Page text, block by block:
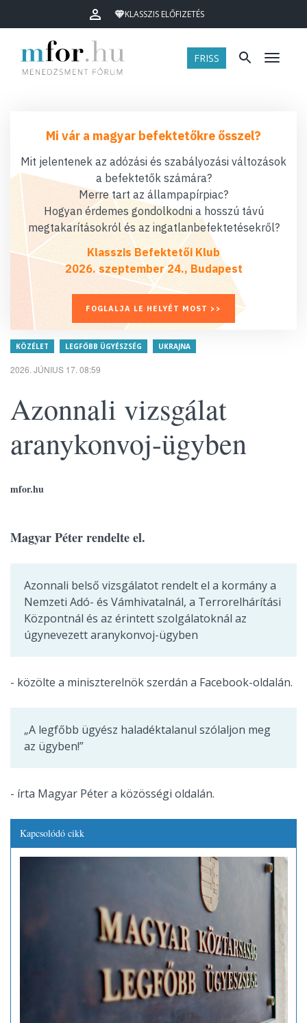
KLASSZIS ELŐFIZETÉS
FRISS Menü
Mi vár a magyar befektetőkre ősszel?
Mit jelentenek az adózási és szabályozási változások
a befektetők számára?
Merre tart az állampapírpiac?
Hogyan érdemes gondolkodni a hosszú távú
megtakarításokról és az ingatlanbefektetésekről?
Klasszis Befektetői Klub
2026. szeptember 24., Budapest
FOGLALJA LE HELYÉT MOST >>
KÖZÉLET LEGFŐBB ÜGYÉSZSÉG UKRAJNA
2026. JÚNIUS 17. 08:59
Azonnali vizsgálat
aranykonvoj-ügyben
mfor.hu
Magyar Péter rendelte el.
Azonnali belső vizsgálatot rendelt el a kormány a
Nemzeti Adó- és Vámhivatalnál, a Terrorelhárítási
Központnál és az érintett szolgálatoknál az
úgynevezett aranykonvoj-ügyben
- közölte a miniszterelnök szerdán a Facebook-oldalán.
„A legfőbb ügyész haladéktalanul szólaljon meg
az ügyben!”
- írta Magyar Péter a közösségi oldalán.
Kapcsolódó cikk